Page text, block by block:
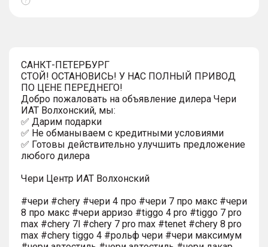
Показать
САНКТ-ПЕТЕРБУРГ
СТОЙ! ОСТАНОВИСЬ! У НАС ПОЛНЫЙ ПРИВОД
ПО ЦЕНЕ ПЕРЕДНЕГО!
Добро пожаловать на объявление дилера Чери
ИАТ Волхонский, мы:
✅ Дарим подарки
✅ Не обманываем с кредитными условиями
✅ Готовы действительно улучшить предложение
любого дилера
Чери Центр ИАТ Волхонский
#чери #chery #чери 4 про #чери 7 про макс #чери
8 про макс #чери арризо #tiggo 4 pro #tiggo 7 pro
max #chery 7l #chery 7 pro max #tenet #chery 8 pro
max #chery tiggo 4 #рольф чери #чери максимум